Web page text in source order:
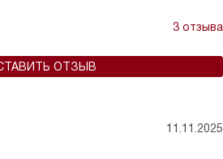
3 отзыва
ОТЗЫВ
11.11.2025